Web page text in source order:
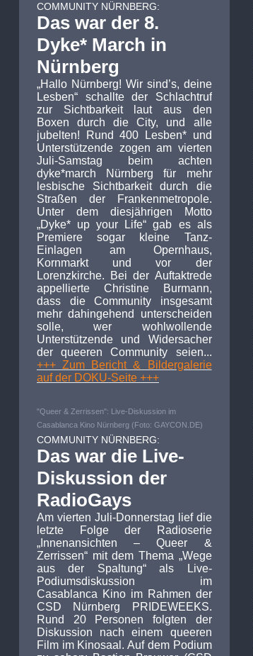
COMMUNITY NÜRNBERG:
Das war der 8.
Dyke* March in
Nürnberg
„Hallo Nürnberg! Wir sind’s, deine
Lesben“ schallte der Schlachtruf
zur Sichtbarkeit laut aus den
Boxen durch die City, und alle
jubelten! Rund 400 Lesben* und
Unterstützende zogen am vierten
Juli-Samstag beim achten
dyke*march Nürnberg für mehr
lesbische Sichtbarkeit durch die
Straßen der Frankenmetropole.
Unter dem diesjährigen Motto
„Dyke* up your Life“ gab es als
Premiere sogar kleine Tanz-
Einlagen am Opernhaus,
Kornmarkt und vor der
Lorenzkirche. Bei der Auftaktrede
appellierte Christine Burmann,
dass die Community insgesamt
mehr dahingehend unterscheiden
solle, wer wohlwollende
Unterstützende und Widersacher
der queeren Community seien...
+++ Zum Bericht & Bildergalerie
auf der DOKU-Seite +++
"Queer & Zerrissen": Live-Diskussion im
Casablanca Kino Nürnberg (Foto: GAYCON.DE)
COMMUNITY NÜRNBERG:
Das war die Live-
Diskussion der
RadioGays
Am vierten Juli-Donnerstag lief die
letzte Folge der Radioserie
„Innenansichten – Queer &
Zerrissen“ mit dem Thema „Wege
aus der Spaltung“ als Live-
Podiumsdiskussion im
Casablanca Kino im Rahmen der
CSD Nürnberg PRIDEWEEKS.
Rund 20 Personen folgten der
Diskussion nach einem queeren
Film im Kinosaal. Auf dem Podium